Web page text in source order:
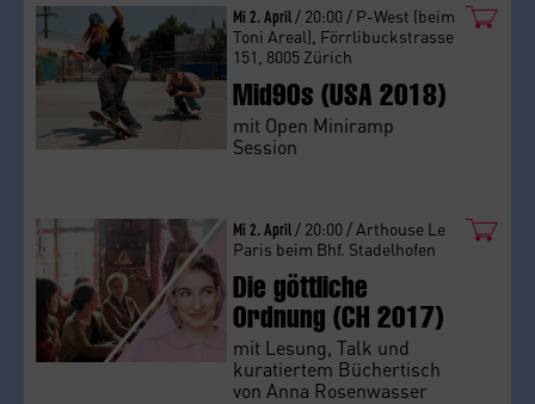
Mi 2. April / 20:00 / P-West (beim
Toni Areal), Förrlibuckstrasse
151, 8005 Zürich
Mid90s (USA 2018)
mit Open Miniramp
Session
Mi 2. April / 20:00 / Arthouse Le
Paris beim Bhf. Stadelhofen
Die göttliche
Ordnung (CH 2017)
mit Lesung, Talk und
kuratiertem Büchertisch
von Anna Rosenwasser